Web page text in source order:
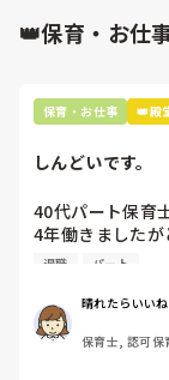
👑保育・お仕
保育・お仕事 👑殿
しんどいです。
40代パート保育
4年働きました
退職しようと思
周りの職員は、
どです。
保護者子どもの
退職 パート
晴れたらいいね
保育士, 認可保